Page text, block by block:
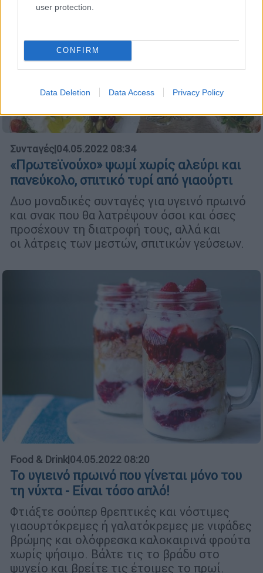
user protection.
CONFIRM
Data Deletion Data Access Privacy Policy
Συνταγές|04.05.2022 08:34
«Πρωτεϊνούχο» ψωμί χωρίς αλεύρι και
πανεύκολο, σπιτικό τυρί από γιαούρτι
Δυο μοναδικές συνταγές για υγεινό πρωινό
και σνακ που θα λατρέψουν όσοι και όσες
προσέχουν τη διατροφή τους, αλλά και
οι λάτρεις των μεστών, σπιτικών γεύσεων.
Food & Drink|04.05.2022 08:20
Το υγιεινό πρωινό που γίνεται μόνο του
τη νύχτα - Είναι τόσο απλό!
Φτιάξτε σούπερ θρεπτικές και νόστιμες
γιαουρτόκρεμες ή γαλατόκρεμες με νιφάδες
βρώμης και ολόφρεσκα καλοκαιρινά φρούτα
χωρίς ψήσιμο. Βάλτε τις το βράδυ στο
ψυγείο και βρείτε τις έτοιμες το πρωί.